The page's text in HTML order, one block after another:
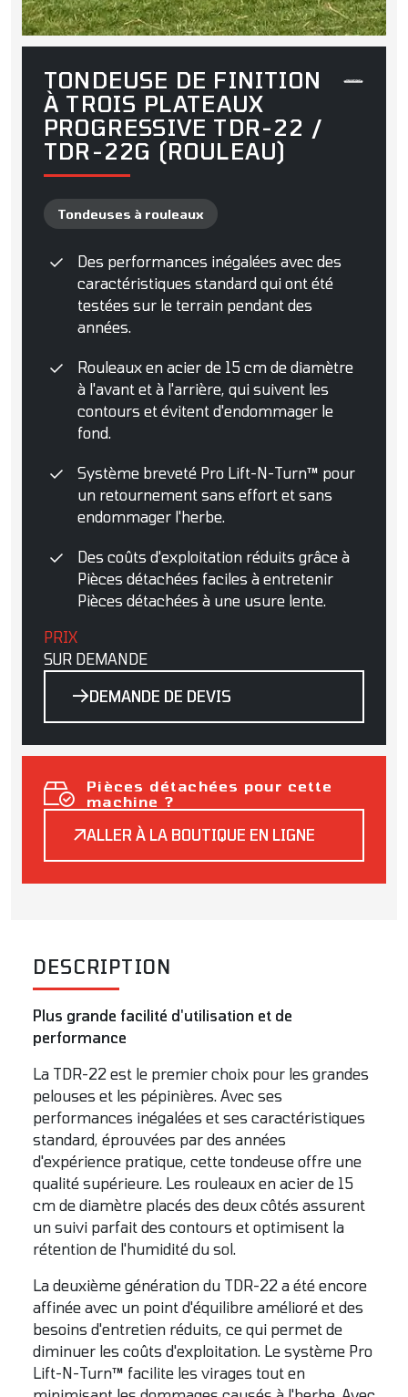
TONDEUSE DE FINITION
À TROIS PLATEAUX
PROGRESSIVE TDR-22 /
TDR-22G (ROULEAU)
Tondeuses à rouleaux
Des performances inégalées avec des
caractéristiques standard qui ont été
testées sur le terrain pendant des
années.
Rouleaux en acier de 15 cm de diamètre
à l'avant et à l'arrière, qui suivent les
contours et évitent d'endommager le
fond.
Système breveté Pro Lift-N-Turn™ pour
un retournement sans effort et sans
endommager l'herbe.
Des coûts d'exploitation réduits grâce à
Pièces détachées faciles à entretenir
Pièces détachées à une usure lente.
PRIX
SUR DEMANDE
DEMANDE DE DEVIS
Pièces détachées pour cette
machine ?
ALLER À LA BOUTIQUE EN LIGNE
DESCRIPTION
Plus grande facilité d'utilisation et de
performance
La TDR-22 est le premier choix pour les grandes
pelouses et les pépinières. Avec ses
performances inégalées et ses caractéristiques
standard, éprouvées par des années
d'expérience pratique, cette tondeuse offre une
qualité supérieure. Les rouleaux en acier de 15
cm de diamètre placés des deux côtés assurent
un suivi parfait des contours et optimisent la
rétention de l'humidité du sol.
La deuxième génération du TDR-22 a été encore
affinée avec un point d'équilibre amélioré et des
besoins d'entretien réduits, ce qui permet de
diminuer les coûts d'exploitation. Le système Pro
Lift-N-Turn™ facilite les virages tout en